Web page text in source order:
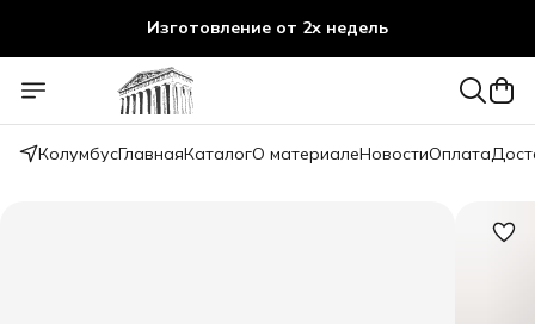
КолумбусГлавнаяКаталогО материалеНовостиОплата